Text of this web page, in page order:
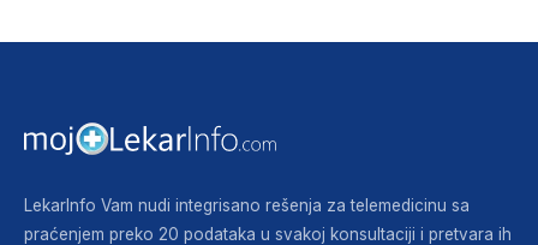
LekarInfo Vam nudi integrisano rešenja za telemedicinu sa
praćenjem preko 20 podataka u svakoj konsultaciji i pretvara ih